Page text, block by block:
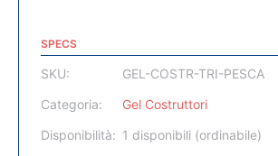
SPECS
SKU:
GEL-COSTR-TRI-PESCA
Categoria:
Gel Costruttori
Disponibilità: 1 disponibili (ordinabile)